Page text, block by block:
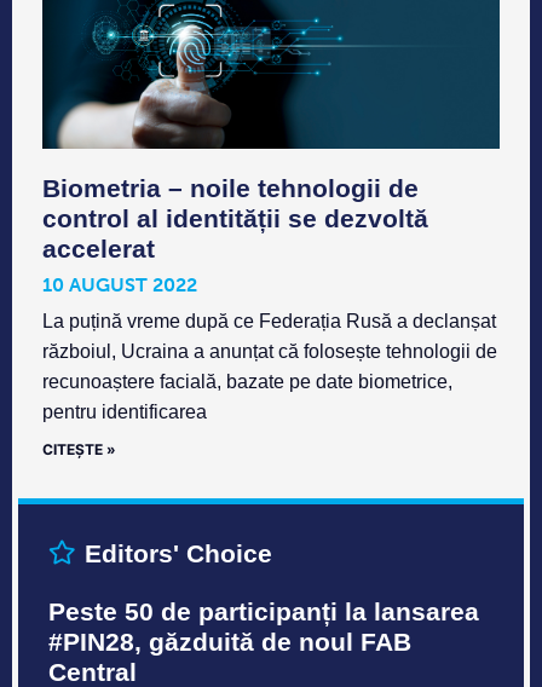
Biometria – noile tehnologii de
control al identității se dezvoltă
accelerat
10 AUGUST 2022
La puțină vreme după ce Federația Rusă a declanșat
războiul, Ucraina a anunțat că folosește tehnologii de
recunoaștere facială, bazate pe date biometrice,
pentru identificarea
CITEȘTE »
Editors' Choice
Peste 50 de participanți la lansarea
#PIN28, găzduită de noul FAB
Central